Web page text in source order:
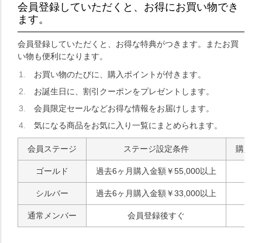
会員登録していただくと、お得にお買い物でき
ます。
会員登録していただくと、お得な特典がつきます。またお買
い物も便利になります。
お買い物のたびに、購入ポイントが付きます。
お誕生日に、割引クーポンをプレゼントします。
会員限定セールなどお得な情報をお届けします。
気になる商品をお気に入り一覧にまとめられます。
会員ステージ ステージ設定条件 購入
ゴールド 過去6ヶ月購入金額￥55,000以上
シルバー 過去6ヶ月購入金額￥33,000以上
通常メンバー 会員登録後すぐ